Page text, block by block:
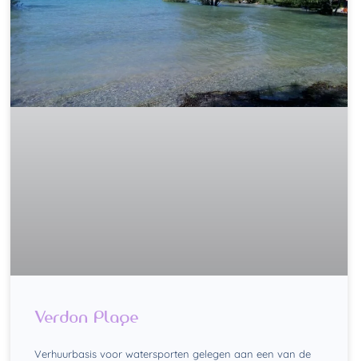
Verdon Plage
Verhuurbasis voor watersporten gelegen aan een van de